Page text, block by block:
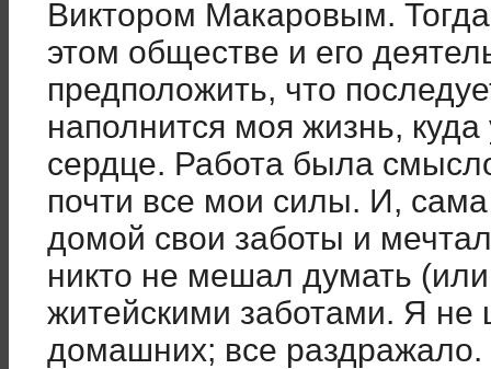
Виктором Макаровым.
этом обществе и его
предположить, что
наполнится моя жизнь,
сердце. Работа была
почти все мои силы. И,
домой свои заботы и
никто не мешал думать
житейскими заботами. Я не
домашних; все раздражало.